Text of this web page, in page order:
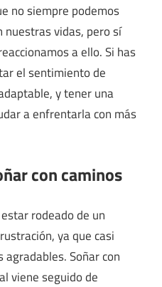
no siempre podemos
nuestras vidas, pero sí
a ello. Si has
el sentimiento de
y tener una
a enfrentarla con más
con caminos
rodeado de un
ya que casi
Soñar con
viene seguido de